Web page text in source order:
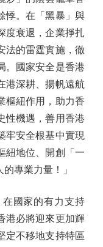
悸。在「黑暴」與
度衰退，企業掙扎
法的雷霆實施，徹
。國家安全是香港
港深耕、揚帆遠航
樞紐作用，助力香
性機遇，善用香港
牢安全根基中實現
紐地位、開創「一
專業力量！」
國家的有力支持
港必將迎來更加輝
定不移地支持特區